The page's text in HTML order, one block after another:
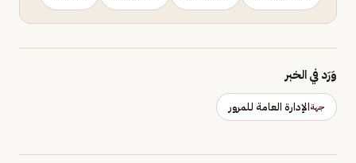
وَرَد في الخبر
جهةالإدارة العامة للمرور